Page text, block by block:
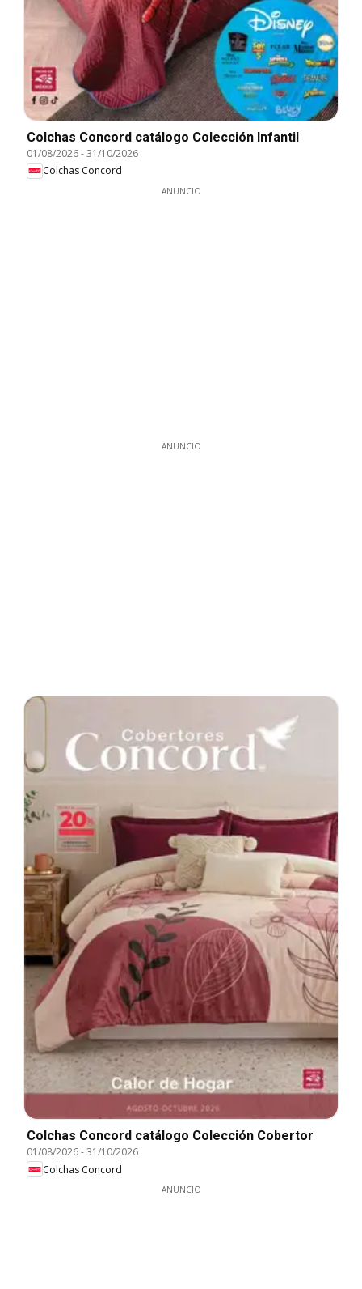
Colchas Concord catálogo Colección Infantil
01/08/2026-31/10/2026
Colchas Concord
ANUNCIO
ANUNCIO
Colchas Concord catálogo Colección Cobertor
01/08/2026-31/10/2026
Colchas Concord
ANUNCIO